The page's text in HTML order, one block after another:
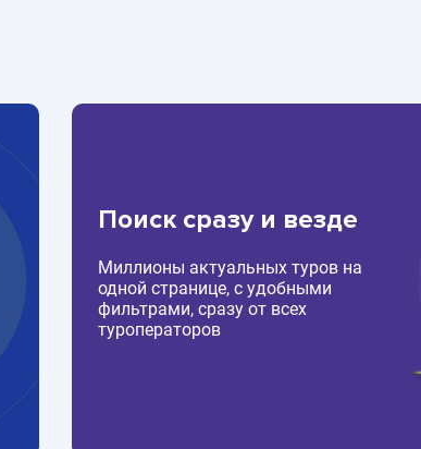
Поиск сразу и везде
Миллионы актуальных туров на
одной странице, с удобными
фильтрами, сразу от всех
туроператоров